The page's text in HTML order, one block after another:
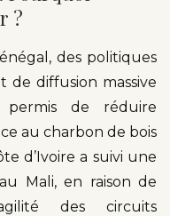
?
des politiques
de diffusion massive
de réduire
au charbon de bois
d’Ivoire a suivi une
Mali, en raison de
des circuits